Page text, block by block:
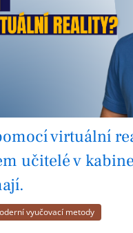
virtuální
učitelé v
vyučovací metody